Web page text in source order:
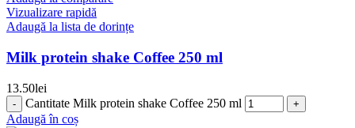
Vizualizare rapidă
Adaugă la lista de dorințe
Milk protein shake Coffee 250 ml
13.50lei
Cantitate Milk protein shake Coffee 250 ml
Adaugă în coș